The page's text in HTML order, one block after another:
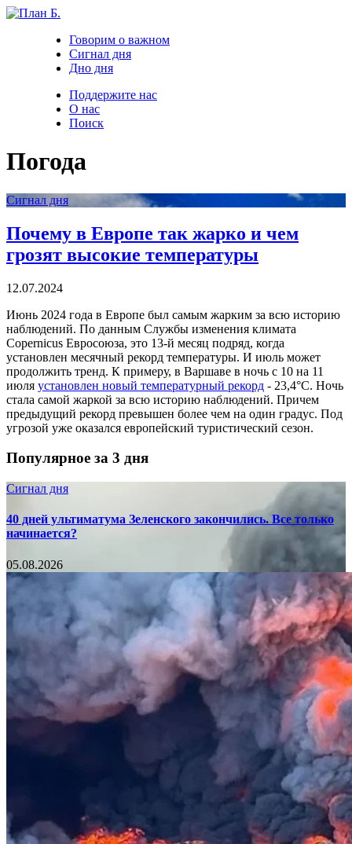
Говорим о важном
Сигнал дня
Дно дня
Поддержите нас
О нас
Поиск
Погода
Сигнал дня
Почему в Европе так жарко и чем
грозят высокие температуры
12.07.2024
Июнь 2024 года в Европе был самым жарким за всю историю
наблюдений. По данным Службы изменения климата
Copernicus Евросоюза, это 13-й месяц подряд, когда
установлен месячный рекорд температуры. И июль может
продолжить тренд. К примеру, в Варшаве в ночь с 10 на 11
июля установлен новый температурный рекорд - 23,4°C. Ночь
стала самой жаркой за всю историю наблюдений. Причем
предыдущий рекорд превышен более чем на один градус. Под
угрозой уже оказался европейский туристический сезон.
Популярное за 3 дня
Сигнал дня
40 дней ультиматума Зеленского закончились. Все только
начинается?
05.08.2026